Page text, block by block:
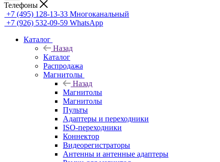
Телефоны
+7 (495) 128-13-33 Многоканальный
+7 (926) 532-09-59 WhatsApp
Каталог
Назад
Каталог
Распродажа
Магнитолы
Назад
Магнитолы
Магнитолы
Пульты
Адаптеры и переходники
ISO-переходники
Коннектор
Видеорегистраторы
Антенны и антенные адаптеры